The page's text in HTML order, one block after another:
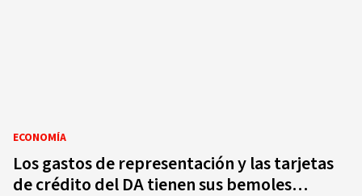
ECONOMÍA
Los gastos de representación y las tarjetas
de crédito del DA tienen sus bemoles…